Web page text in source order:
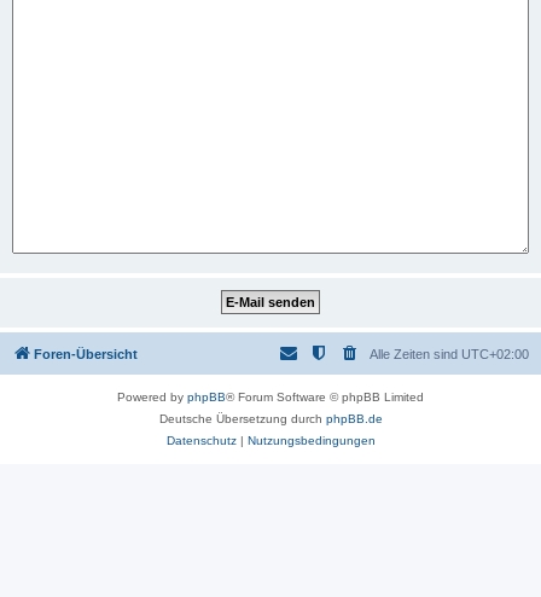
Foren-Übersicht Alle Zeiten sind UTC+02:00
Powered by phpBB® Forum Software © phpBB Limited
Deutsche Übersetzung durch phpBB.de
Datenschutz| Nutzungsbedingungen